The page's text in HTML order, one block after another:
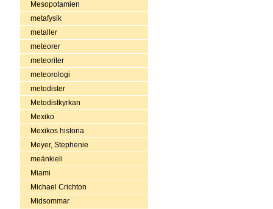
Mesopotamien
metafysik
metaller
meteorer
meteoriter
meteorologi
metodister
Metodistkyrkan
Mexiko
Mexikos historia
Meyer, Stephenie
meänkieli
Miami
Michael Crichton
Midsommar